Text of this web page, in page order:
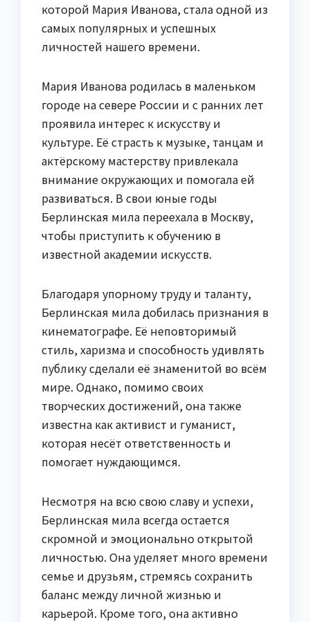
которой Мария Иванова, стала одной из
самых популярных и успешных
личностей нашего времени.
Мария Иванова родилась в маленьком
городе на севере России и с ранних лет
проявила интерес к искусству и
культуре. Её страсть к музыке, танцам и
актёрскому мастерству привлекала
внимание окружающих и помогала ей
развиваться. В свои юные годы
Берлинская мила переехала в Москву,
чтобы приступить к обучению в
известной академии искусств.
Благодаря упорному труду и таланту,
Берлинская мила добилась признания в
кинематографе. Её неповторимый
стиль, харизма и способность удивлять
публику сделали её знаменитой во всём
мире. Однако, помимо своих
творческих достижений, она также
известна как активист и гуманист,
которая несёт ответственность и
помогает нуждающимся.
Несмотря на всю свою славу и успехи,
Берлинская мила всегда остается
скромной и эмоционально открытой
личностью. Она уделяет много времени
семье и друзьям, стремясь сохранить
баланс между личной жизнью и
карьерой. Кроме того, она активно